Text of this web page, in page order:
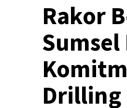
Rakor
Drilling